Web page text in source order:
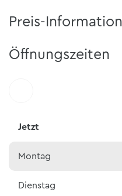
Preis-
Öffnungszeiten
Jetzt
Montag
Dienstag